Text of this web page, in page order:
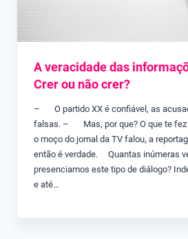
A veracidade das
Crer ou não crer?
– O partido XX é confiável, as
falsas. – Mas, por que? O que te
o moço do jornal da TV falou, a
então é verdade. Quantas inúmeras
presenciamos este tipo de diálogo?
e até…